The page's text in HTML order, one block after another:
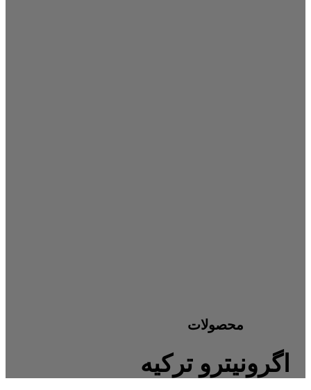
محصولات
اگرونیترو ترکیه